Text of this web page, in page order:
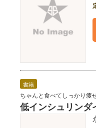
書籍
ちゃんと食べてしっかり痩
低インシュリンダ